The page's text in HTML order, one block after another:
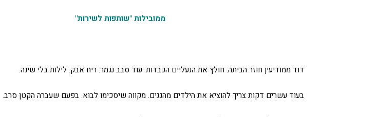
ממובילות "שותפות לשירות"
דוד ממודיעין חוזר הביתה. חולץ את הנעליים הכבדות. עוד סבב נגמר. ריח אבק. לילות בלי שינה.
בעוד עשרים דקות צריך להוציא את הילדים מהגנים. מקווה שיסכימו לבוא. בפעם שעברה הקטן סרב.